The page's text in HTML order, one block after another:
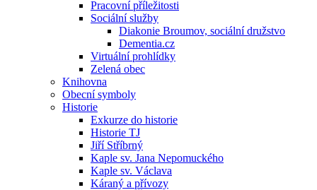
Pracovní příležitosti
Sociální služby
Diakonie Broumov, sociální družstvo
Dementia.cz
Virtuální prohlídky
Zelená obec
Knihovna
Obecní symboly
Historie
Exkurze do historie
Historie TJ
Jiří Stříbrný
Kaple sv. Jana Nepomuckého
Kaple sv. Václava
Káraný a přívozy